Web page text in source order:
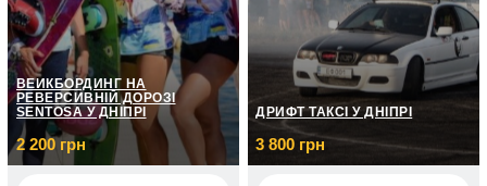
2 ос. / 30 хвилин
4 200
грн
10 ос. / 120 хвилин/
400 куль
9 900
грн
ВЕЙКБОРДИНГ НА
РЕВЕРСИВНІЙ ДОРОЗІ
SENTOSA У ДНІПРІ
2 200 грн
ДРИФТ ТАКСІ У ДНІПРІ
3 800 грн